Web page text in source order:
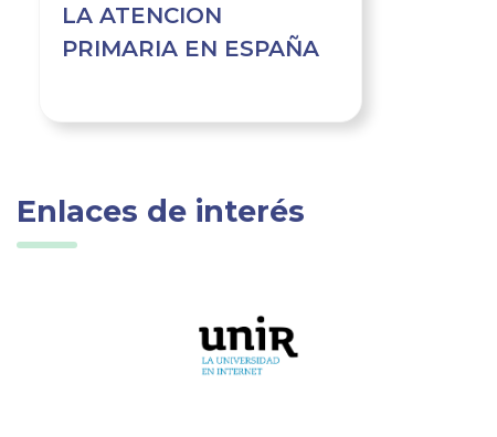
LA ATENCION
PRIMARIA EN ESPAÑA
Enlaces de interés